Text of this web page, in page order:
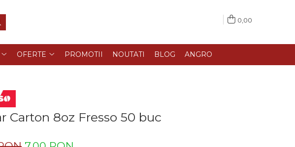
0,00
OFERTE PROMOTII NOUTATI BLOG ANGRO
Carton 8oz Fresso 50 buc